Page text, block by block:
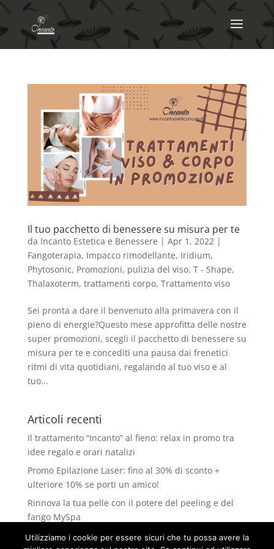
Il tuo pacchetto di benessere su misura per te
da Incanto Estetica e Benessere | Apr 1, 2022|
Fangoterapia, Impacco rimodellante, Iridium,
Phytosonic, Promozioni, pulizia del viso, T - Shape,
Thalaxoterm, trattamenti corpo, Trattamento viso
Sei pronta a dare il benvenuto alla primavera con il
pieno di energie?Questo mese approfitta delle nostre
super promozioni, scegli il pacchetto di benessere su
misura per te e concediti una pausa dai frenetici
ritmi di vita quotidiani, regalando al tuo viso e al
tuo...
Articoli recenti
Il trattamento “Incanto” al fieno: relax in promo tra
idee regalo e orari natalizi
Promo Epilazione Laser: fino al 30% di sconto +
ulteriore 10% se porti un amico!
Rinnova la tua pelle con il potere del peeling e del
fango MySpa
Pulizia del viso con Kalit: la tua pelle merita il meglio
Utilizziamo i cookie per essere sicuri che tu possa avere la